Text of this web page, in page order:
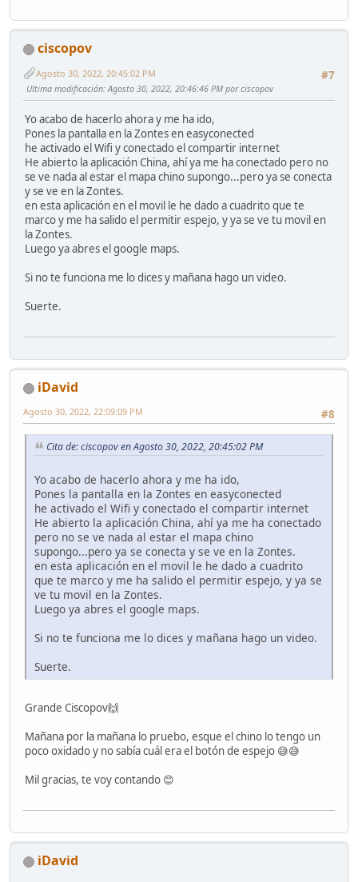
ciscopov
#7
Agosto 30, 2022, 20:45:02 PM
Ultima modificación: Agosto 30, 2022, 20:46:46 PM por ciscopov
Yo acabo de hacerlo ahora y me ha ido,
Pones la pantalla en la Zontes en easyconected
he activado el Wifi y conectado el compartir internet
He abierto la aplicación China, ahí ya me ha conectado pero no
se ve nada al estar el mapa chino supongo...pero ya se conecta
y se ve en la Zontes.
en esta aplicación en el movil le he dado a cuadrito que te
marco y me ha salido el permitir espejo, y ya se ve tu movil en
la Zontes.
Luego ya abres el google maps.
Si no te funciona me lo dices y mañana hago un video.
Suerte.
iDavid
#8
Agosto 30, 2022, 22:09:09 PM
Cita de: ciscopov en Agosto 30, 2022, 20:45:02 PM
Yo acabo de hacerlo ahora y me ha ido,
Pones la pantalla en la Zontes en easyconected
he activado el Wifi y conectado el compartir internet
He abierto la aplicación China, ahí ya me ha conectado
pero no se ve nada al estar el mapa chino
supongo...pero ya se conecta y se ve en la Zontes.
en esta aplicación en el movil le he dado a cuadrito
que te marco y me ha salido el permitir espejo, y ya se
ve tu movil en la Zontes.
Luego ya abres el google maps.
Si no te funciona me lo dices y mañana hago un video.
Suerte.
Grande Ciscopov🙌
Mañana por la mañana lo pruebo, esque el chino lo tengo un
poco oxidado y no sabía cuál era el botón de espejo 😅😅
Mil gracias, te voy contando 😊
iDavid